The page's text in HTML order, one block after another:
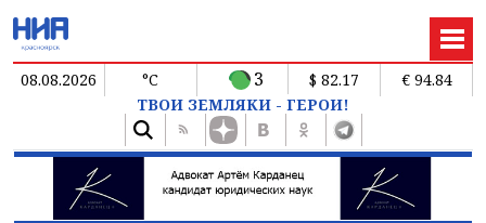
08.08.2026 °C 3 $ 82.17
€ 94.84
ТВОИ ЗЕМЛЯКИ - ГЕРОИ!